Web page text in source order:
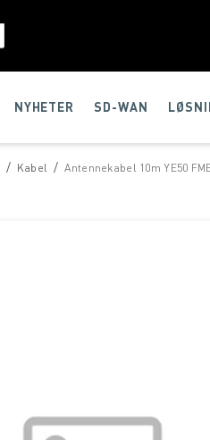
NYHETER SD-WAN
/ /
Kabel Antennekabel 10m YE50